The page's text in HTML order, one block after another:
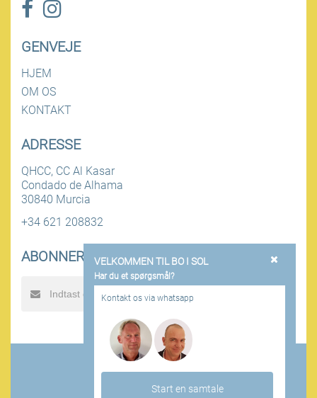
VELKOMMEN TIL BO I SOL
Har du et spørgsmål?
Kontakt os via whatsapp
Start en samtale
GENVEJE
HJEM
OM OS
KONTAKT
ADRESSE
QHCC, CC Al Kasar
Condado de Alhama
30840 Murcia
+34 621 208832
ABONNER PÅ NYHEDSBREV
Boisol - Alle rettigheder forbeholdes
Persondata politik Kontakt